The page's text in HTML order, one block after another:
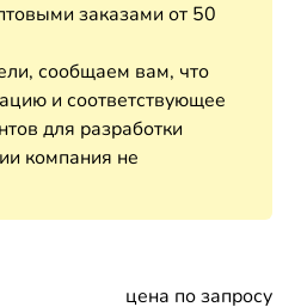
заказами от 50
сообщаем вам, что
и соответствующее
для разработки
компания не
цена по запросу